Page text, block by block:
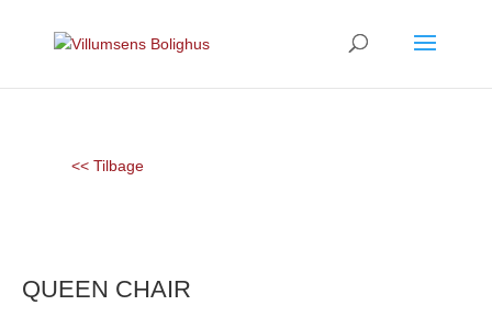
<< Tilbage
QUEEN CHAIR